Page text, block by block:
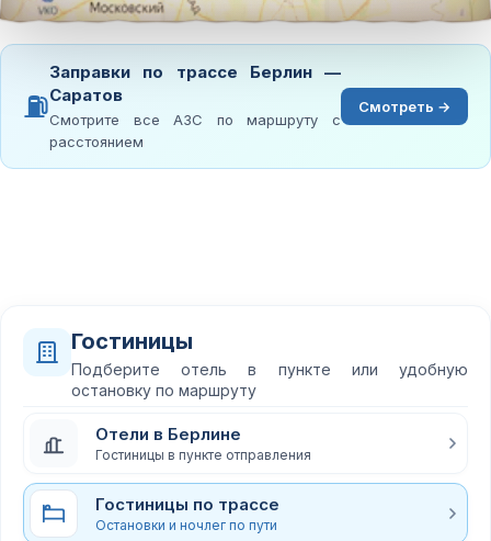
⛽
Заправки по трассе Берлин —
Саратов
Смотрите все АЗС по маршруту с
расстоянием
Смотреть →
Гостиницы
Подберите отель в пункте или удобную
остановку по маршруту
Отели в Берлине
Гостиницы в пункте отправления
Гостиницы по трассе
Остановки и ночлег по пути